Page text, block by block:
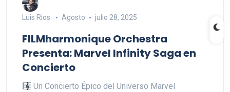
Luis Rios Agosto julio 28, 2025
FILMharmonique Orchestra
Presenta: Marvel Infinity Saga en
Concierto
Un Concierto Épico del Universo Marvel